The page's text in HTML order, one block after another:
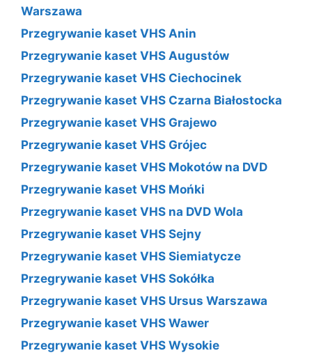
Warszawa
Przegrywanie kaset VHS Anin
Przegrywanie kaset VHS Augustów
Przegrywanie kaset VHS Ciechocinek
Przegrywanie kaset VHS Czarna Białostocka
Przegrywanie kaset VHS Grajewo
Przegrywanie kaset VHS Grójec
Przegrywanie kaset VHS Mokotów na DVD
Przegrywanie kaset VHS Mońki
Przegrywanie kaset VHS na DVD Wola
Przegrywanie kaset VHS Sejny
Przegrywanie kaset VHS Siemiatycze
Przegrywanie kaset VHS Sokółka
Przegrywanie kaset VHS Ursus Warszawa
Przegrywanie kaset VHS Wawer
Przegrywanie kaset VHS Wysokie